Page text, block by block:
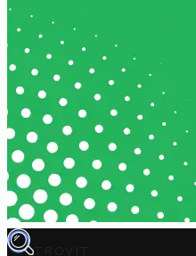
TROVIT